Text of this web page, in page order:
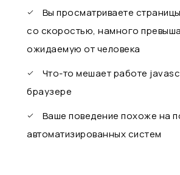
Вы просматриваете
со скоростью, намного
ожидаемую от человека
Что-то мешает работе
браузере
Ваше поведение похоже на
автоматизированных систем